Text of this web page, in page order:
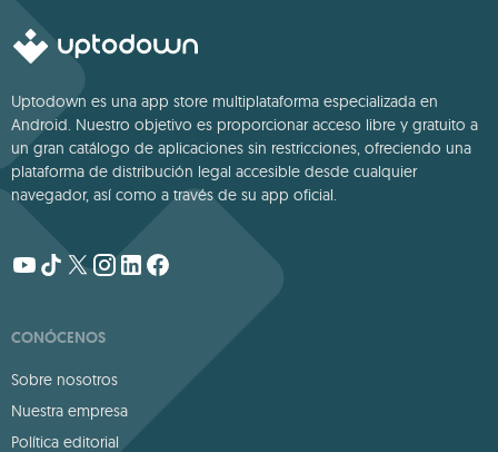
Uptodown es una app store multiplataforma especializada en
Android. Nuestro objetivo es proporcionar acceso libre y gratuito a
un gran catálogo de aplicaciones sin restricciones, ofreciendo una
plataforma de distribución legal accesible desde cualquier
navegador, así como a través de su app oficial.
CONÓCENOS
Sobre nosotros
Nuestra empresa
Política editorial